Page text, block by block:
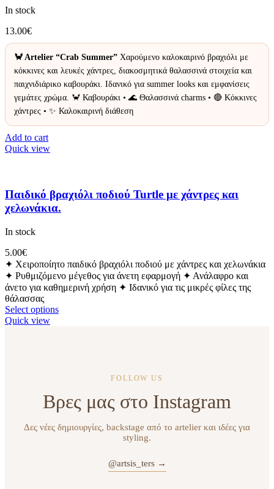
In stock
13.00€
🦀 Artelier “Crab Summer” Χαρούμενο καλοκαιρινό βραχιόλι με
κόκκινες και λευκές χάντρες, διακοσμητικά θαλασσινά στοιχεία και
παιχνιδιάρικο καβουράκι. Ιδανικό για summer looks και εμφανίσεις
γεμάτες χρώμα. 🦀 Καβουράκι • 🌊 Θαλασσινά charms • 🔴 Κόκκινες
χάντρες • ✨ Καλοκαιρινή διάθεση
Add to cart
Quick view
Παιδικό βραχιόλι ποδιού Turtle με χάντρες και
χελωνάκια.
In stock
5.00€
✦ Χειροποίητο παιδικό βραχιόλι ποδιού με χάντρες και χελωνάκια
✦ Ρυθμιζόμενο μέγεθος για άνετη εφαρμογή ✦ Ανάλαφρο και
άνετο για καθημερινή χρήση ✦ Ιδανικό για τις μικρές φίλες της
θάλασσας
Select options
Quick view
FOLLOW US
Βρες μας στο Instagram
Δες νέες δημιουργίες, backstage από το artelier και ιδέες για
styling.
@artsis_ters →